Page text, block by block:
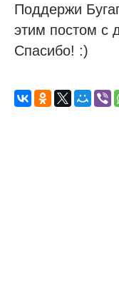
Поддержи
этим постом с
Спасибо! :)